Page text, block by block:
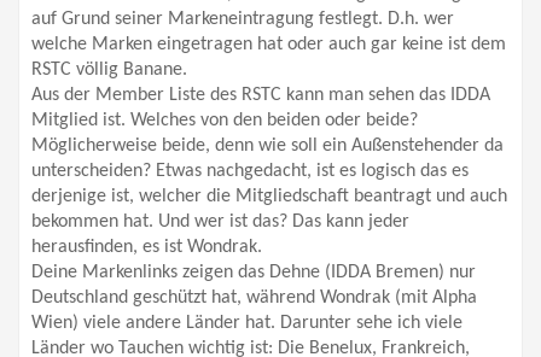
auf Grund seiner Markeneintragung festlegt. D.h. wer
welche Marken eingetragen hat oder auch gar keine ist dem
RSTC völlig Banane.
Aus der Member Liste des RSTC kann man sehen das IDDA
Mitglied ist. Welches von den beiden oder beide?
Möglicherweise beide, denn wie soll ein Außenstehender da
unterscheiden? Etwas nachgedacht, ist es logisch das es
derjenige ist, welcher die Mitgliedschaft beantragt und auch
bekommen hat. Und wer ist das? Das kann jeder
herausfinden, es ist Wondrak.
Deine Markenlinks zeigen das Dehne (IDDA Bremen) nur
Deutschland geschützt hat, während Wondrak (mit Alpha
Wien) viele andere Länder hat. Darunter sehe ich viele
Länder wo Tauchen wichtig ist: Die Benelux, Frankreich,